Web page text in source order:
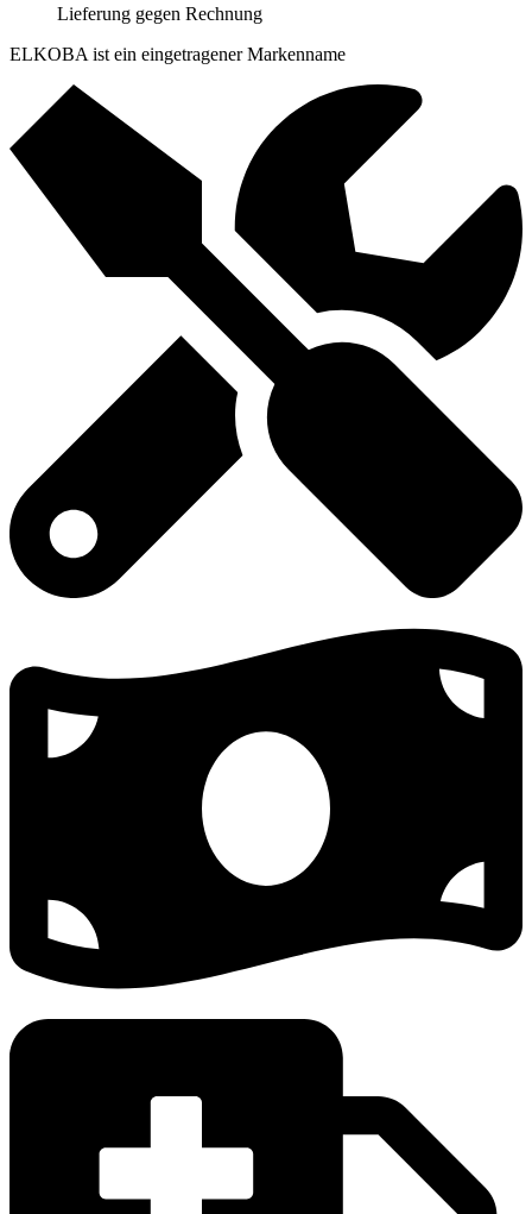
Lieferung gegen Rechnung
ELKOBA ist ein eingetragener Markenname